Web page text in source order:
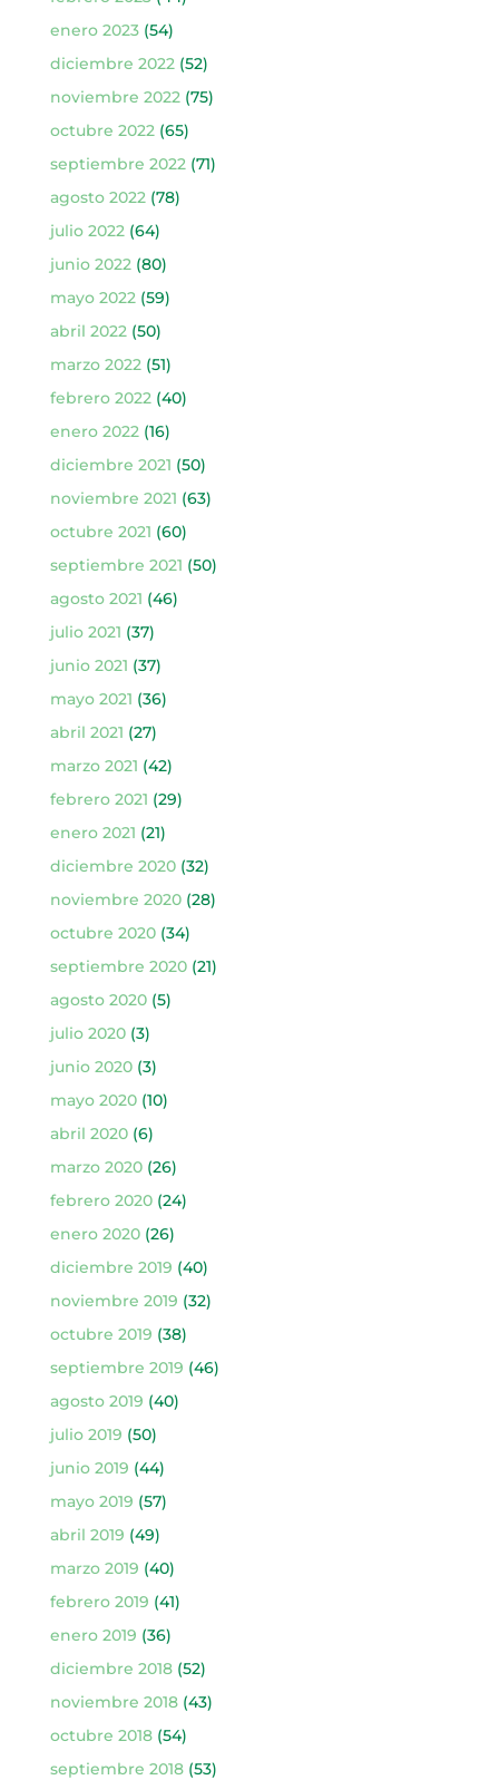
enero 2023(54)
diciembre 2022(52)
noviembre 2022(75)
octubre 2022(65)
septiembre 2022(71)
agosto 2022(78)
julio 2022(64)
junio 2022(80)
mayo 2022(59)
abril 2022(50)
marzo 2022(51)
febrero 2022(40)
enero 2022(16)
diciembre 2021 (50)
noviembre 2021 (63)
octubre 2021 (60)
septiembre 2021 (50)
agosto 2021 (46)
julio 2021 (37)
junio 2021 (37)
mayo 2021 (36)
abril 2021 (27)
marzo 2021 (42)
febrero 2021 (29)
enero 2021 (21)
diciembre 2020(32)
noviembre 2020(28)
octubre 2020(34)
septiembre 2020(21)
agosto 2020(5)
julio 2020(3)
junio 2020(3)
mayo 2020(10)
abril 2020(6)
marzo 2020(26)
febrero 2020(24)
enero 2020(26)
diciembre 2019 (40)
noviembre 2019 (32)
octubre 2019 (38)
septiembre 2019 (46)
agosto 2019 (40)
julio 2019 (50)
junio 2019 (44)
mayo 2019 (57)
abril 2019 (49)
marzo 2019 (40)
febrero 2019 (41)
enero 2019 (36)
diciembre 2018(52)
noviembre 2018(43)
octubre 2018(54)
septiembre 2018(53)